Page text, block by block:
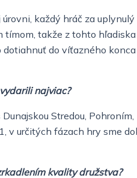
úrovni, každý hráč za
takže z tohto
dotiahnuť do víťazného
najviac?
Dunajskou Stredou,
v určitých fázach hry sme
kvality družstva?